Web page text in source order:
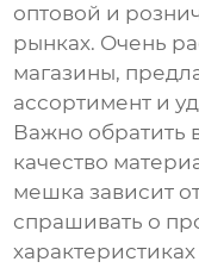
оптовой и
рынках. Очень
магазины,
ассортимент и
Важно обратить
качество
мешка зависит
спрашивать о